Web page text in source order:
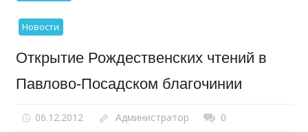
Новости
Открытие Рождественских чтений в
Павлово-Посадском благочинии
06.12.2012 Администратор 0